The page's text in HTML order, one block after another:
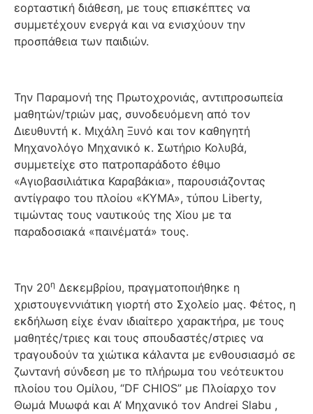
εορταστική διάθεση, με τους επισκέπτες να
συμμετέχουν ενεργά και να ενισχύουν την
προσπάθεια των παιδιών.
Την Παραμονή της Πρωτοχρονιάς, αντιπροσωπεία
μαθητών/τριών μας, συνοδευόμενη από τον
Διευθυντή κ. Μιχάλη Ξυνό και τον καθηγητή
Μηχανολόγο Μηχανικό κ. Σωτήριο Κολυβά,
συμμετείχε στο πατροπαράδοτο έθιμο
«Αγιοβασιλιάτικα Καραβάκια», παρουσιάζοντας
αντίγραφο του πλοίου «ΚΥΜΑ», τύπου Liberty,
τιμώντας τους ναυτικούς της Χίου με τα
παραδοσιακά «παινέματά» τους.
Την 20η Δεκεμβρίου, πραγματοποιήθηκε η
χριστουγεννιάτικη γιορτή στο Σχολείο μας. Φέτος, η
εκδήλωση είχε έναν ιδιαίτερο χαρακτήρα, με τους
μαθητές/τριες και τους σπουδαστές/στριες να
τραγουδούν τα χιώτικα κάλαντα με ενθουσιασμό σε
ζωντανή σύνδεση με το πλήρωμα του νεότευκτου
πλοίου του Ομίλου, “DF CHIOS” με Πλοίαρχο τον
Θωμά Μυωφά και Α’ Μηχανικό τον Andrei Slabu ,